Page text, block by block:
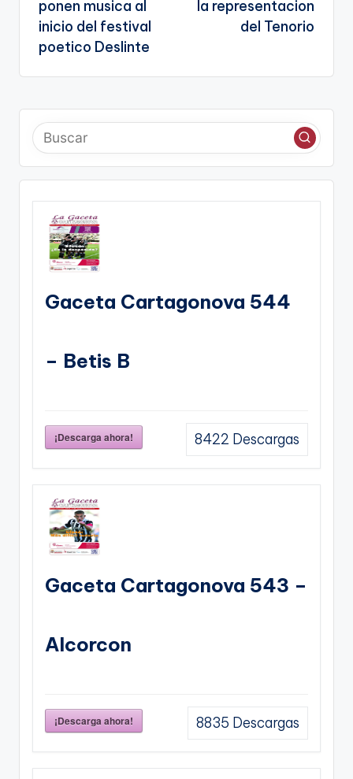
ponen musica al
inicio del festival
poetico Deslinte
la representacion
del Tenorio
Gaceta Cartagonova 544
– Betis B
¡Descarga ahora! 8422 Descargas
Gaceta Cartagonova 543 –
Alcorcon
¡Descarga ahora! 8835 Descargas